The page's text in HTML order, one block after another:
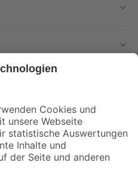
Aktionen mehr verpassen!